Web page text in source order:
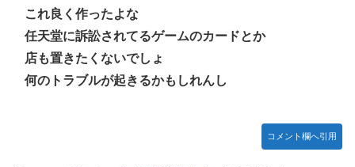
これ良く作ったよな
任天堂に訴訟されてるゲームのカードとか
店も置きたくないでしょ
何のトラブルが起きるかもしれんし
コメント欄へ引用